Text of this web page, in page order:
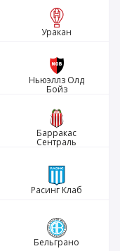
Уракан
Ньюэллз Олд
Бойз
Барракас
Сентраль
Расинг Клаб
Бельграно